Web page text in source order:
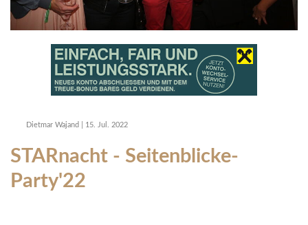
Dietmar Wajand 15. Jul. 2022
STARnacht - Seitenblicke-
Party'22